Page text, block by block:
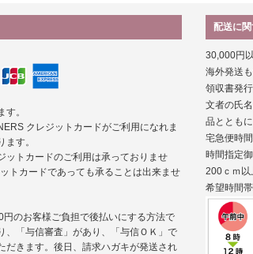
。
クレジットカードがご利用になれま
す。
トカードのご利用は承っておりませ
トカードであっても承ることは出来ませ
のお客様ご負担で後払いにする方法で
、「与信審査」があり、「与信ＯＫ」で
だきます。後日、請求ハガキが発送され
配送に
30,000円
海外発送
領収書発
文者の氏
品ととも
宅急便時
時間指定
200ｃｍ以
希望時間帯